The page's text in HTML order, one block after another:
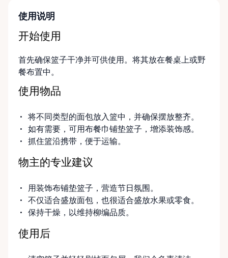
使用说明
开始使用
首先确保篮子干净并可供使用。将其放在餐桌上或野
餐布置中。
使用物品
将不同类型的面包放入篮中，并确保摆放整齐。
如有需要，可用布餐巾铺垫篮子，增添装饰感。
抓住篮沿携带，便于运输。
物主的专业建议
用装饰布铺垫篮子，营造节日氛围。
不仅适合盛放面包，也很适合盛放水果或零食。
保持干燥，以维持柳编品质。
使用后